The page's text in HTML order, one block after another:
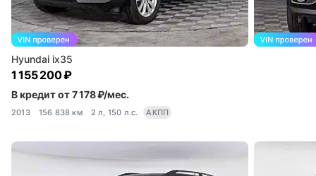
Hyundai ix35
1 155 200 ₽
В кредит от 7 178 ₽/мес.
2013 156 838 км 2 л, 150 л.с. АКПП